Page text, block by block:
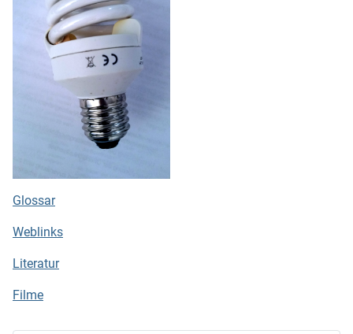
Glossar
Weblinks
Literatur
Filme